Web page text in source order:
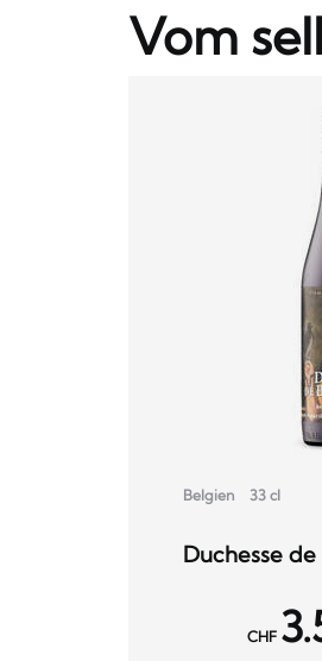
Vom
Belgien 33 cl
Duchesse
CHF